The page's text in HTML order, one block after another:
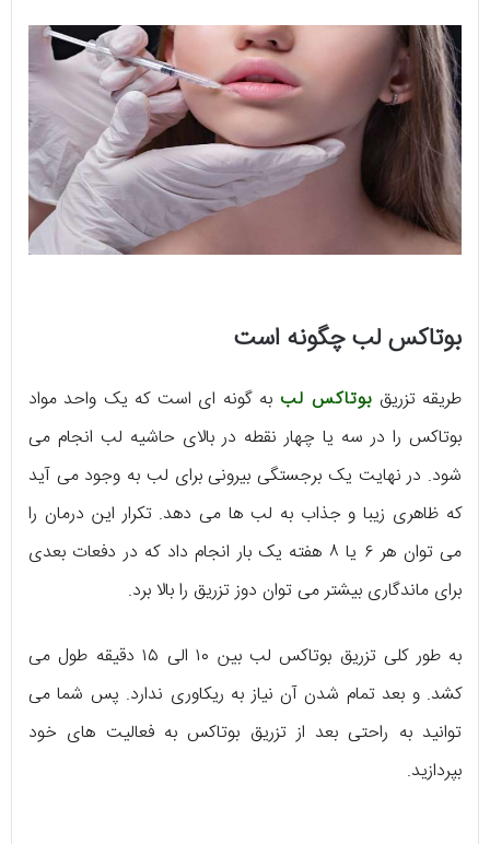
بوتاکس لب چگونه است
طریقه تزریق بوتاکس لب به گونه ای است که یک واحد مواد
بوتاکس را در سه یا چهار نقطه در بالای حاشیه لب انجام می
شود. در نهایت یک برجستگی بیرونی برای لب به وجود می آید
که ظاهری زیبا و جذاب به لب ها می دهد. تکرار این درمان را
می توان هر ۶ یا ۸ هفته یک بار انجام داد که در دفعات بعدی
برای ماندگاری بیشتر می توان دوز تزریق را بالا برد.
به طور کلی تزریق بوتاکس لب بین ۱۰ الی ۱۵ دقیقه طول می
کشد. و بعد تمام شدن آن نیاز به ریکاوری ندارد. پس شما می
توانید به راحتی بعد از تزریق بوتاکس به فعالیت های خود
بپردازید.